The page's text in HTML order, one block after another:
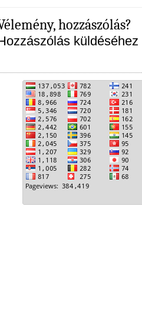
hozzászólás?
küldéséhez